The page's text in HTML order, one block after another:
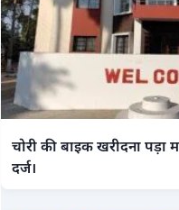
चोरी की बाइक खरीदना पड़ा
दर्ज।